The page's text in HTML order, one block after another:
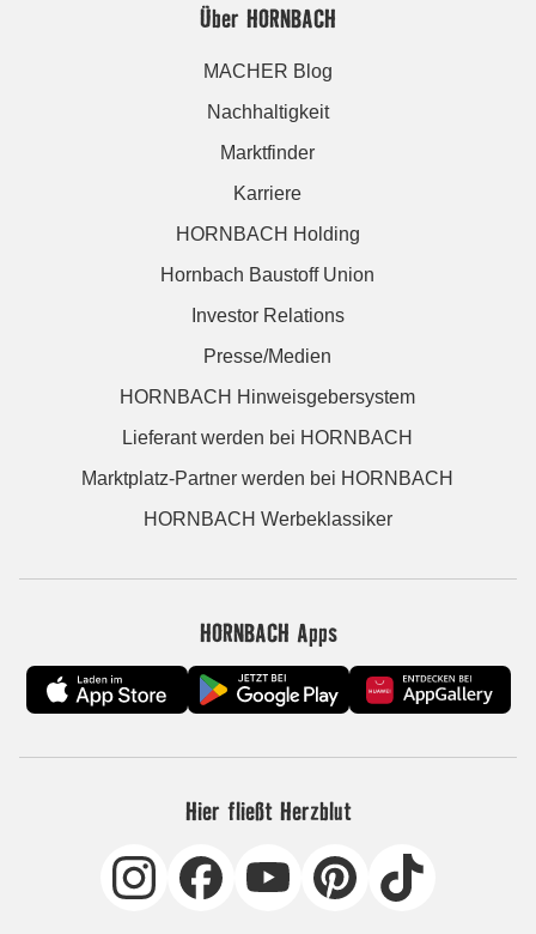
Über HORNBACH
MACHER Blog
Nachhaltigkeit
Marktfinder
Karriere
HORNBACH Holding
Hornbach Baustoff Union
Investor Relations
Presse/Medien
HORNBACH Hinweisgebersystem
Lieferant werden bei HORNBACH
Marktplatz-Partner werden bei HORNBACH
HORNBACH Werbeklassiker
HORNBACH Apps
Hier fließt Herzblut